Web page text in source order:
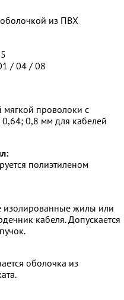
из ПВХ
/ 04 / 08
проволоки с
0,8 мм для кабелей
полиэтиленом
изолированные жилы или
кабеля. Допускается
оболочка из